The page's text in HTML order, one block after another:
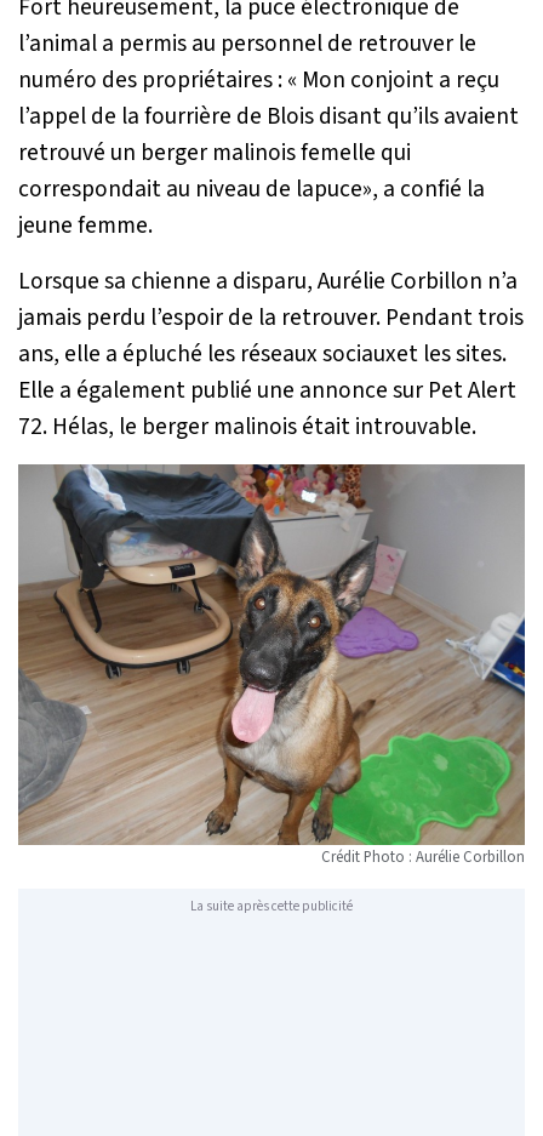
Fort heureusement, la puce électronique de
l’animal a permis au personnel de retrouver le
numéro des propriétaires :« Mon conjoint a reçu
l’appel de la fourrière de Blois disant qu’ils avaient
retrouvé un berger malinois femelle qui
correspondait au niveau de lapuce», a confié la
jeune femme.
Lorsque sa chienne a disparu, Aurélie Corbillon n’a
jamais perdu l’espoir de la retrouver. Pendant trois
ans, elle a épluché les réseaux sociauxet les sites.
Elle a également publié une annonce sur Pet Alert
72. Hélas, le berger malinois était introuvable.
Crédit Photo : Aurélie Corbillon
La suite après cette publicité